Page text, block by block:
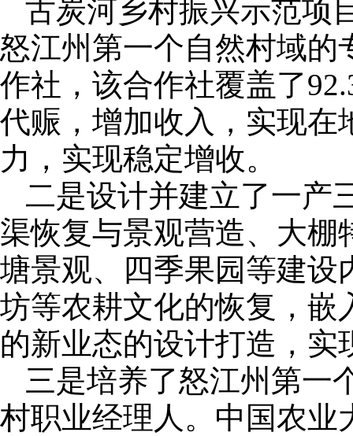
古炭河乡村振兴示范项
怒江州第一个自然村域
作社，该合作社覆盖了
代赈，增加收入，实现在
力，实现稳定增收。
二是设计并建立了一产
渠恢复与景观营造、大棚
塘景观、四季果园等建设
坊等农耕文化的恢复，嵌
的新业态的设计打造，
三是培养了怒江州第一
村职业经理人。中国农业